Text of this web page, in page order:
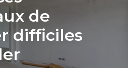
de
difficiles